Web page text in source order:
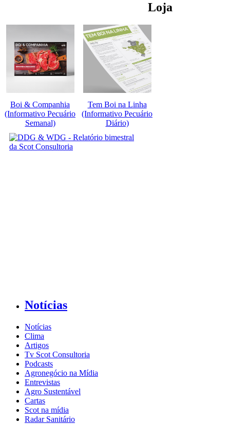
Loja
Boi & Companhia
(Informativo Pecuário
Semanal)
Tem Boi na Linha
(Informativo Pecuário
Diário)
Notícias
Notícias
Clima
Artigos
Tv Scot Consultoria
Podcasts
Agronegócio na Mídia
Entrevistas
Agro Sustentável
Cartas
Scot na mídia
Radar Sanitário